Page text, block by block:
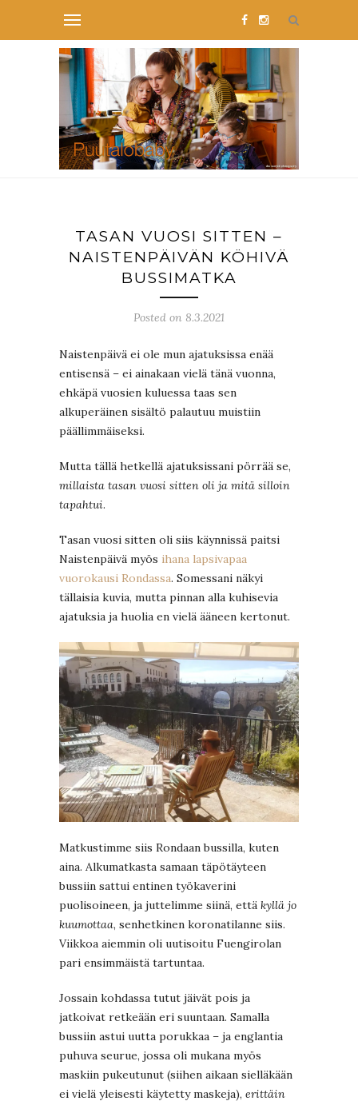
TASAN VUOSI SITTEN –
NAISTENPÄIVÄN KÖHIVÄ
BUSSIMATKA
Posted on 8.3.2021
Naistenpäivä ei ole mun ajatuksissa enää
entisensä – ei ainakaan vielä tänä vuonna,
ehkäpä vuosien kuluessa taas sen
alkuperäinen sisältö palautuu muistiin
päällimmäiseksi.
Mutta tällä hetkellä ajatuksissani pörrää se,
millaista tasan vuosi sitten oli ja mitä silloin
tapahtui.
Tasan vuosi sitten oli siis käynnissä paitsi
Naistenpäivä myös ihana lapsivapaa
vuorokausi Rondassa. Somessani näkyi
tällaisia kuvia, mutta pinnan alla kuhisevia
ajatuksia ja huolia en vielä ääneen kertonut.
Matkustimme siis Rondaan bussilla, kuten
aina. Alkumatkasta samaan täpötäyteen
bussiin sattui entinen työkaverini
puolisoineen, ja juttelimme siinä, että kyllä jo
kuumottaa, senhetkinen koronatilanne siis.
Viikkoa aiemmin oli uutisoitu Fuengirolan
pari ensimmäistä tartuntaa.
Jossain kohdassa tutut jäivät pois ja
jatkoivat retkeään eri suuntaan. Samalla
bussiin astui uutta porukkaa – ja englantia
puhuva seurue, jossa oli mukana myös
maskiin pukeutunut (siihen aikaan sielläkään
ei vielä yleisesti käytetty maskeja), erittäin